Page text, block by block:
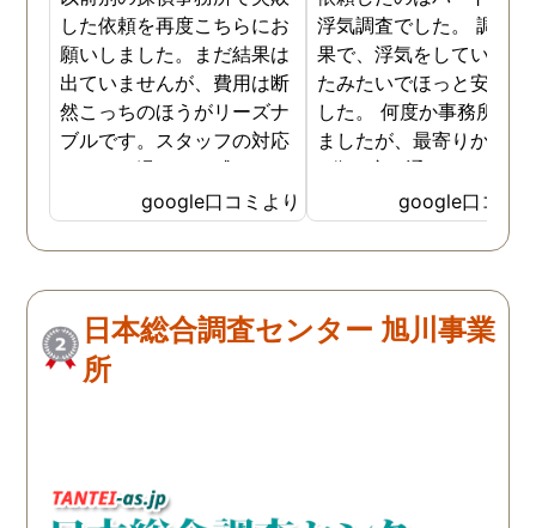
した依頼を再度こちらにお
願いしました。まだ結果は
出ていませんが、費用は断
然こっちのほうがリーズナ
ブルです。スタッフの対応
なんかも温かみを感じま
す。はじめからこちらにす
ればよかったです😢 …
google口コミより
浮気調査でした。 調査
果で、浮気をしていなか
たみたいでほっと安心し
した。 何度か事務所に
ましたが、最寄りから徒
3分程度で通いやすかっ
google口コミ
日本総合調査センター 旭川事業
所